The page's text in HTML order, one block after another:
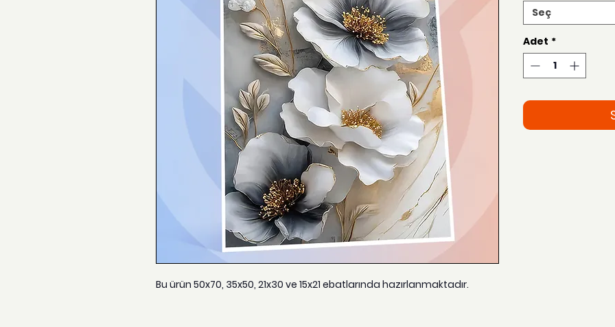
Bu ürün 50x70, 35x50, 21x30 ve 15x21 ebatlarında hazırlanmaktadır.
Seç
Adet *